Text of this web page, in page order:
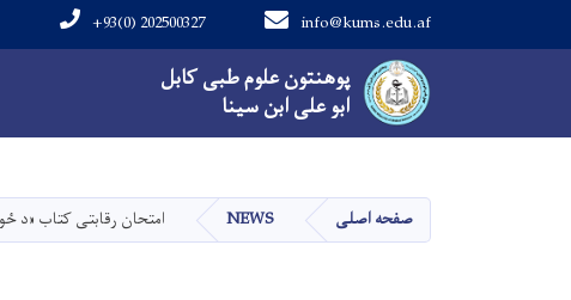
پوهنتون علوم طبی کابل
ابو علی ابن سینا
info@kums.edu.af
+93(0) 202500327
Main navigation
پوهنتون علوم طبی کابل
ابو علی ابن سینا
صفحه اصلی NEWS امتحان رقابتی کتاب «د